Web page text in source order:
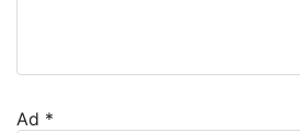
Ad *